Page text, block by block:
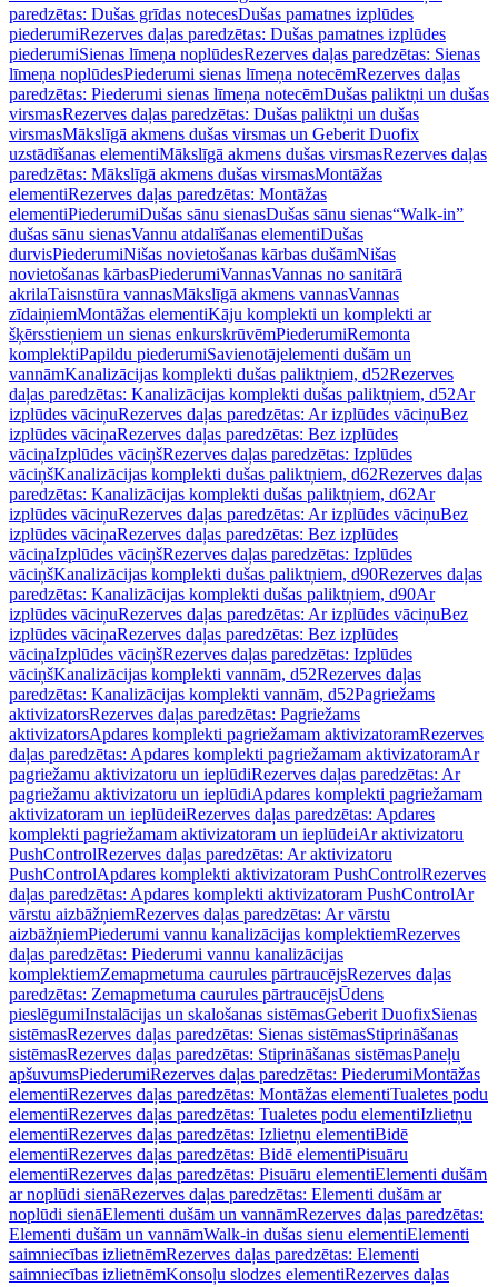
paredzētas: Dušas grīdas notecesDušas pamatnes izplūdes
piederumiRezerves daļas paredzētas: Dušas pamatnes izplūdes
piederumiSienas līmeņa noplūdesRezerves daļas paredzētas: Sienas
līmeņa noplūdesPiederumi sienas līmeņa notecēmRezerves daļas
paredzētas: Piederumi sienas līmeņa notecēmDušas paliktņi un dušas
virsmasRezerves daļas paredzētas: Dušas paliktņi un dušas
virsmasMākslīgā akmens dušas virsmas un Geberit Duofix
uzstādīšanas elementiMākslīgā akmens dušas virsmasRezerves daļas
paredzētas: Mākslīgā akmens dušas virsmasMontāžas
elementiRezerves daļas paredzētas: Montāžas
elementiPiederumiDušas sānu sienasDušas sānu sienas“Walk-in”
dušas sānu sienasVannu atdalīšanas elementiDušas
durvisPiederumiNišas novietošanas kārbas dušāmNišas
novietošanas kārbasPiederumiVannasVannas no sanitārā
akrilaTaisnstūra vannasMākslīgā akmens vannasVannas
zīdaiņiemMontāžas elementiKāju komplekti un komplekti ar
šķērsstieņiem un sienas enkurskrūvēmPiederumiRemonta
komplektiPapildu piederumiSavienotājelementi dušām un
vannāmKanalizācijas komplekti dušas paliktņiem, d52Rezerves
daļas paredzētas: Kanalizācijas komplekti dušas paliktņiem, d52Ar
izplūdes vāciņuRezerves daļas paredzētas: Ar izplūdes vāciņuBez
izplūdes vāciņaRezerves daļas paredzētas: Bez izplūdes
vāciņaIzplūdes vāciņšRezerves daļas paredzētas: Izplūdes
vāciņšKanalizācijas komplekti dušas paliktņiem, d62Rezerves daļas
paredzētas: Kanalizācijas komplekti dušas paliktņiem, d62Ar
izplūdes vāciņuRezerves daļas paredzētas: Ar izplūdes vāciņuBez
izplūdes vāciņaRezerves daļas paredzētas: Bez izplūdes
vāciņaIzplūdes vāciņšRezerves daļas paredzētas: Izplūdes
vāciņšKanalizācijas komplekti dušas paliktņiem, d90Rezerves daļas
paredzētas: Kanalizācijas komplekti dušas paliktņiem, d90Ar
izplūdes vāciņuRezerves daļas paredzētas: Ar izplūdes vāciņuBez
izplūdes vāciņaRezerves daļas paredzētas: Bez izplūdes
vāciņaIzplūdes vāciņšRezerves daļas paredzētas: Izplūdes
vāciņšKanalizācijas komplekti vannām, d52Rezerves daļas
paredzētas: Kanalizācijas komplekti vannām, d52Pagriežams
aktivizatorsRezerves daļas paredzētas: Pagriežams
aktivizatorsApdares komplekti pagriežamam aktivizatoramRezerves
daļas paredzētas: Apdares komplekti pagriežamam aktivizatoramAr
pagriežamu aktivizatoru un ieplūdiRezerves daļas paredzētas: Ar
pagriežamu aktivizatoru un ieplūdiApdares komplekti pagriežamam
aktivizatoram un ieplūdeiRezerves daļas paredzētas: Apdares
komplekti pagriežamam aktivizatoram un ieplūdeiAr aktivizatoru
PushControlRezerves daļas paredzētas: Ar aktivizatoru
PushControlApdares komplekti aktivizatoram PushControlRezerves
daļas paredzētas: Apdares komplekti aktivizatoram PushControlAr
vārstu aizbāžņiemRezerves daļas paredzētas: Ar vārstu
aizbāžņiemPiederumi vannu kanalizācijas komplektiemRezerves
daļas paredzētas: Piederumi vannu kanalizācijas
komplektiemZemapmetuma caurules pārtraucējsRezerves daļas
paredzētas: Zemapmetuma caurules pārtraucējsŪdens
pieslēgumiInstalācijas un skalošanas sistēmasGeberit DuofixSienas
sistēmasRezerves daļas paredzētas: Sienas sistēmasStiprināšanas
sistēmasRezerves daļas paredzētas: Stiprināšanas sistēmasPaneļu
apšuvumsPiederumiRezerves daļas paredzētas: PiederumiMontāžas
elementiRezerves daļas paredzētas: Montāžas elementiTualetes podu
elementiRezerves daļas paredzētas: Tualetes podu elementiIzlietņu
elementiRezerves daļas paredzētas: Izlietņu elementiBidē
elementiRezerves daļas paredzētas: Bidē elementiPisuāru
elementiRezerves daļas paredzētas: Pisuāru elementiElementi dušām
ar noplūdi sienāRezerves daļas paredzētas: Elementi dušām ar
noplūdi sienāElementi dušām un vannāmRezerves daļas paredzētas:
Elementi dušām un vannāmWalk-in dušas sienu elementiElementi
saimniecības izlietnēmRezerves daļas paredzētas: Elementi
saimniecības izlietnēmKonsoļu slodzes elementiRezerves daļas